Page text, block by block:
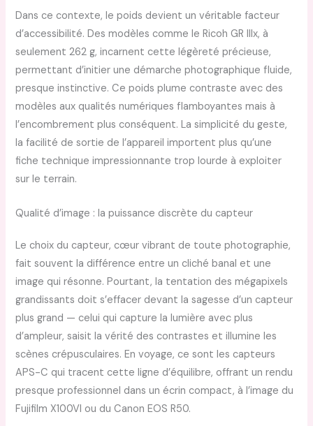
Dans ce contexte, le poids devient un véritable facteur
d’accessibilité. Des modèles comme le Ricoh GR IIIx, à
seulement 262 g, incarnent cette légèreté précieuse,
permettant d’initier une démarche photographique fluide,
presque instinctive. Ce poids plume contraste avec des
modèles aux qualités numériques flamboyantes mais à
l’encombrement plus conséquent. La simplicité du geste,
la facilité de sortie de l’appareil importent plus qu’une
fiche technique impressionnante trop lourde à exploiter
sur le terrain.
Qualité d’image : la puissance discrète du capteur
Le choix du capteur, cœur vibrant de toute photographie,
fait souvent la différence entre un cliché banal et une
image qui résonne. Pourtant, la tentation des mégapixels
grandissants doit s’effacer devant la sagesse d’un capteur
plus grand — celui qui capture la lumière avec plus
d’ampleur, saisit la vérité des contrastes et illumine les
scènes crépusculaires. En voyage, ce sont les capteurs
APS-C qui tracent cette ligne d’équilibre, offrant un rendu
presque professionnel dans un écrin compact, à l’image du
Fujifilm X100VI ou du Canon EOS R50.